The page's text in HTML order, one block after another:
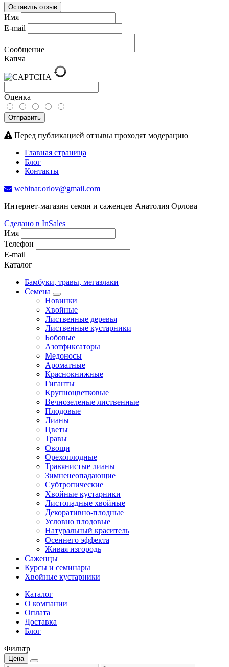
Оставить отзыв
Имя
E-mail
Сообщение
Капча
Оценка
Отправить
Перед публикацией отзывы проходят модерацию
Главная страница
Блог
Контакты
webinar.orlov@gmail.com
Интернет-магазин семян и саженцев Анатолия Орлова
Сделано в InSales
Имя
Телефон
E-mail
Каталог
Бамбуки, травы, мегазлаки
Семена
Новинки
Хвойные
Лиственные деревья
Лиственные кустарники
Бобовые
Азотфиксаторы
Медоносы
Ароматные
Краснокнижные
Гиганты
Крупноцветковые
Вечнозеленые лиственные
Плодовые
Лианы
Цветы
Травы
Овощи
Орехоплодные
Травянистые лианы
Зимненеопадающие
Субтропические
Хвойные кустарники
Листопадные хвойные
Декоративно-плодные
Условно плодовые
Натуральный краситель
Осеннего эффекта
Живая изгородь
Саженцы
Курсы и семинары
Хвойные кустарники
Каталог
О компании
Оплата
Доставка
Блог
Фильтр
Цена